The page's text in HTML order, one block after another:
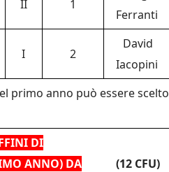
II 1
Ferranti
I 2
David
Iacopini
primo anno può essere scelto
DI
ANNO) DA
(12 CFU)